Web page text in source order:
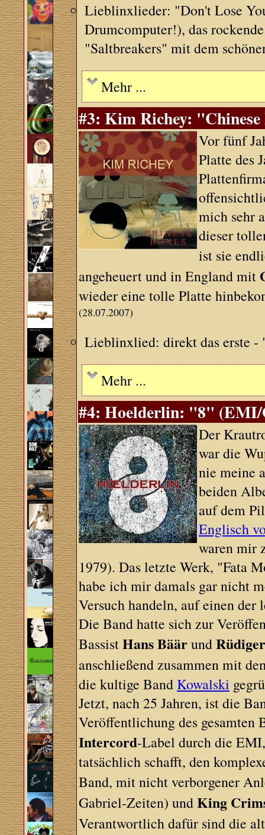
Lieblinxlieder: "Don't Lose
Drumcomputer!), das
"Saltbreakers" mit dem
Mehr ...
#3: Kim Richey:
Vor fünf
Platte des
mich sehr
dieser
ist sie
angeheuert und in England mit
wieder eine tolle Platte
(28.07.2007)
Lieblinxlied: direkt das erste -
Mehr ...
#4: Hoelderlin: "8" (EMI/
Der
war die
nie meine
beiden
auf dem
Englisch
waren mir
1979). Das letzte Werk, "Fata
habe ich mir damals gar nicht
Versuch handeln, auf einen
Die Band hatte sich zur
BassistHans Bäärund
anschließend zusammen mit
die kultige Band Kowalski
Jetzt, nach 25 Jahren, ist die
Veröffentlichung des gesamten
Intercord-Label durch die
tatsächlich schafft, den
Band, mit nicht verborgener
Gabriel-Zeiten) undKing
Verantwortlich dafür sind die